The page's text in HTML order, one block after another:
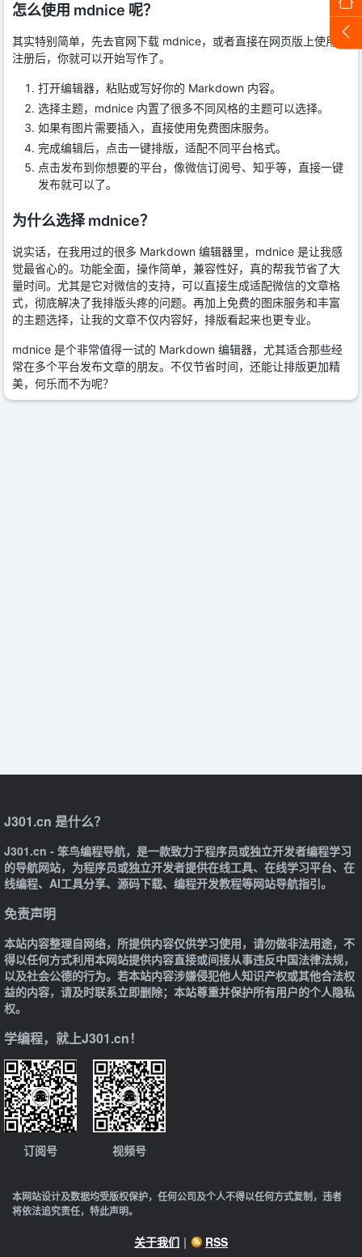
怎么使用 mdnice 呢？
其实特别简单，先去官网下载 mdnice，或者直接在网页版上使用。
注册后，你就可以开始写作了。
打开编辑器，粘贴或写好你的 Markdown 内容。
选择主题，mdnice 内置了很多不同风格的主题可以选择。
如果有图片需要插入，直接使用免费图床服务。
完成编辑后，点击一键排版，适配不同平台格式。
点击发布到你想要的平台，像微信订阅号、知乎等，直接一键
发布就可以了。
为什么选择 mdnice？
说实话，在我用过的很多 Markdown 编辑器里，mdnice 是让我感
觉最省心的。功能全面，操作简单，兼容性好，真的帮我节省了大
量时间。尤其是它对微信的支持，可以直接生成适配微信的文章格
式，彻底解决了我排版头疼的问题。再加上免费的图床服务和丰富
的主题选择，让我的文章不仅内容好，排版看起来也更专业。
mdnice 是个非常值得一试的 Markdown 编辑器，尤其适合那些经
常在多个平台发布文章的朋友。不仅节省时间，还能让排版更加精
美，何乐而不为呢？
J301.cn 是什么？
J301.cn - 笨鸟编程导航，是一款致力于程序员或独立开发者编程学习
的导航网站，为程序员或独立开发者提供在线工具、在线学习平台、在
线编程、AI工具分享、源码下载、编程开发教程等网站导航指引。
免责声明
本站内容整理自网络，所提供内容仅供学习使用，请勿做非法用途，不
得以任何方式利用本网站提供内容直接或间接从事违反中国法律法规，
以及社会公德的行为。若本站内容涉嫌侵犯他人知识产权或其他合法权
益的内容，请及时联系立即删除；本站尊重并保护所有用户的个人隐私
权。
学编程，就上J301.cn！
订阅号 视频号
本网站设计及数据均受版权保护，任何公司及个人不得以任何方式复制，违者
将依法追究责任，特此声明。
关于我们 | RSS